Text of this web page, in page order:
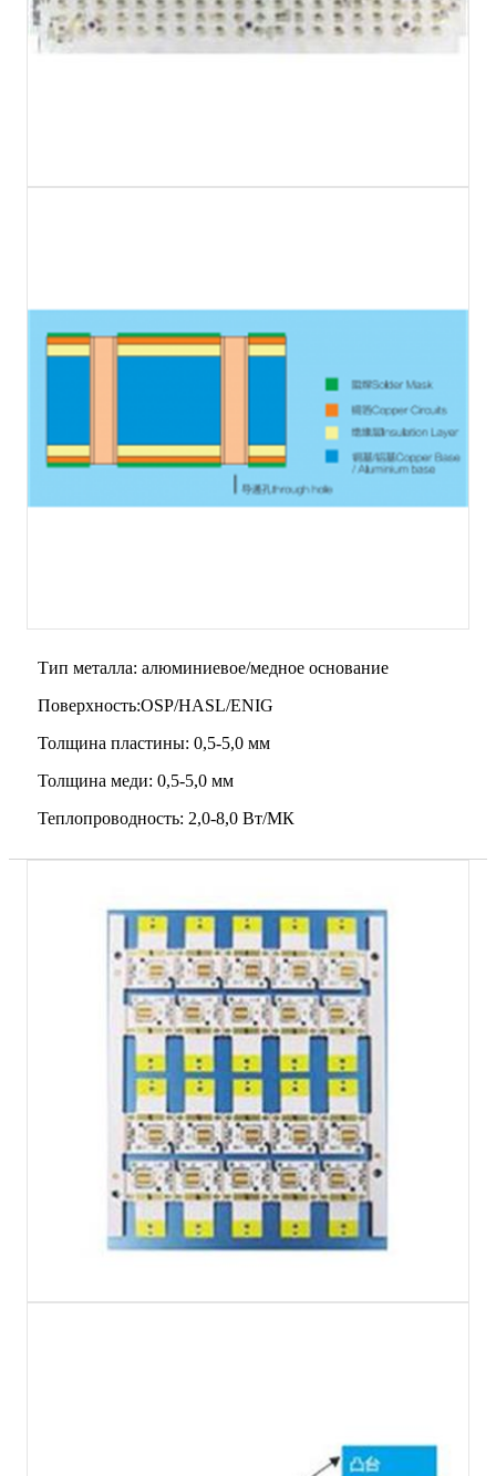
Тип металла: алюминиевое/медное основание
Поверхность:OSP/HASL/ENIG
Толщина пластины: 0,5-5,0 мм
Толщина меди: 0,5-5,0 мм
Теплопроводность: 2,0-8,0 Вт/МК